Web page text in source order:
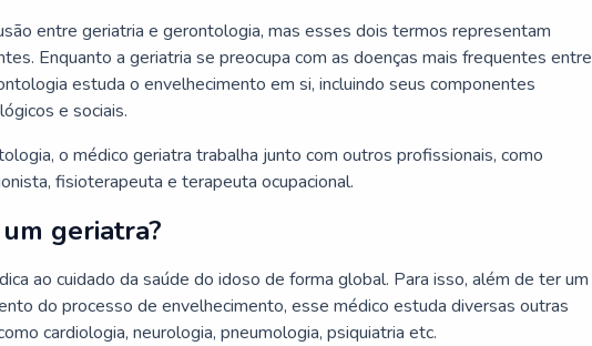
entre geriatria e gerontologia, mas esses dois termos representam
Enquanto a geriatria se preocupa com as doenças mais frequentes entre
estuda o envelhecimento em si, incluindo seus componentes
e sociais.
o médico geriatra trabalha junto com outros profissionais, como
fisioterapeuta e terapeuta ocupacional.
geriatra?
ao cuidado da saúde do idoso de forma global. Para isso, além de ter um
do processo de envelhecimento, esse médico estuda diversas outras
cardiologia, neurologia, pneumologia, psiquiatria etc.